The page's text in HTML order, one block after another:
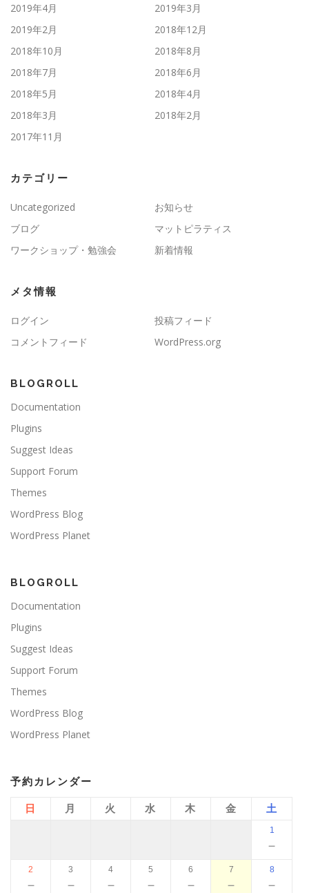
2019年4月
2019年3月
2019年2月
2018年12月
2018年10月
2018年8月
2018年7月
2018年6月
2018年5月
2018年4月
2018年3月
2018年2月
2017年11月
カテゴリー
Uncategorized
お知らせ
ブログ
マットピラティス
ワークショップ・勉強会
新着情報
メタ情報
ログイン
投稿フィード
コメントフィード
WordPress.org
BLOGROLL
Documentation
Plugins
Suggest Ideas
Support Forum
Themes
WordPress Blog
WordPress Planet
BLOGROLL
Documentation
Plugins
Suggest Ideas
Support Forum
Themes
WordPress Blog
WordPress Planet
予約カレンダー
日 月 火 水 木 金 土
1
－
2
－
3
－
4
－
5
－
6
－
7
－
8
－